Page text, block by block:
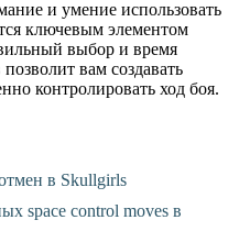
и умение использовать
ключевым элементом
выбор и время
вам создавать
контролировать ход боя.
в Skullgirls
space control moves в